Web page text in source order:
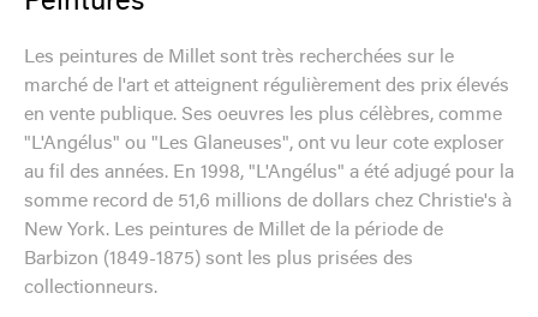
Les peintures de Millet sont très recherchées sur le
marché de l'art et atteignent régulièrement des prix élevés
en vente publique. Ses oeuvres les plus célèbres, comme
"L'Angélus" ou "Les Glaneuses", ont vu leur cote exploser
au fil des années. En 1998, "L'Angélus" a été adjugé pour la
somme record de 51,6 millions de dollars chez Christie's à
New York. Les peintures de Millet de la période de
Barbizon (1849-1875) sont les plus prisées des
collectionneurs.